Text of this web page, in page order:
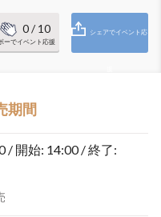
0/ 10
ーでイベント応援
シェアでイベント応
期間
/ 開始: 14:00 / 終了: